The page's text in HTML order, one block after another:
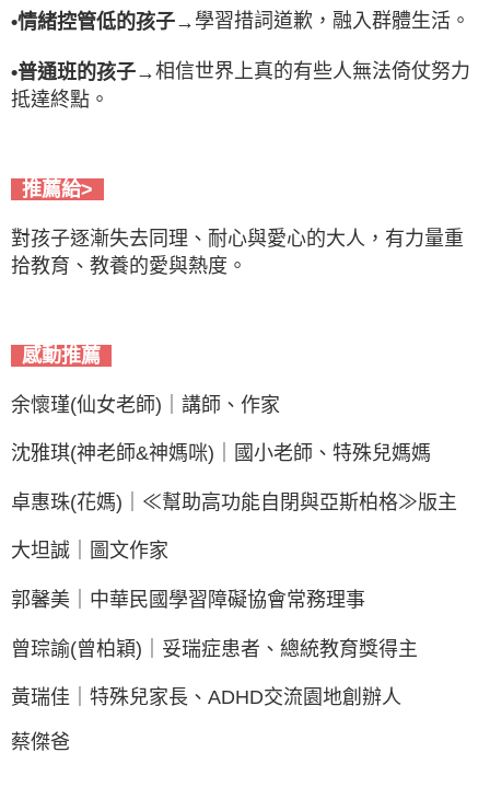
•情緒控管低的孩子→ 學習措詞道歉，融入群體生活。
•普通班的孩子→相信世界上真的有些人無法倚仗努力
抵達終點。
推薦給>
對孩子逐漸失去同理、耐心與愛心的大人，有力量重
拾教育、教養的愛與熱度。
感動推薦
余懷瑾(仙女老師)｜講師、作家
沈雅琪(神老師&神媽咪)｜國小老師、特殊兒媽媽
卓惠珠(花媽)｜≪幫助高功能自閉與亞斯柏格≫版主
大坦誠｜圖文作家
郭馨美｜中華民國學習障礙協會常務理事
曾琮諭(曾柏穎)｜妥瑞症患者、總統教育獎得主
黃瑞佳｜特殊兒家長、ADHD交流園地創辦人
蔡傑爸